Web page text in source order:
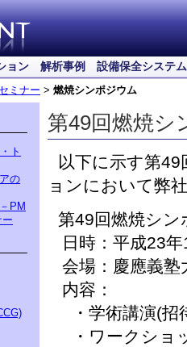
ョン 解析事例 設備保全システム
ミナー > 燃焼シンポジウム
ト
の
PM
第49回燃焼シ
以下に示す第
ョンにおいて弊
第49回燃焼シン
日時：平成23年
会場：慶應義塾
内容：
・学術講演(招
・ワークショ